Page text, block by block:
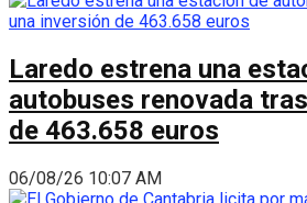
Laredo estrena una
autobuses renovada
de 463.658 euros
06/08/26 10:07 AM